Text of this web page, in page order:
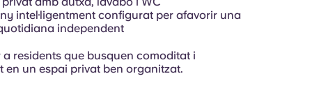
intel·ligentment configurat per afavorir una
independent
a residents que busquen comoditat i
en un espai privat ben organitzat.